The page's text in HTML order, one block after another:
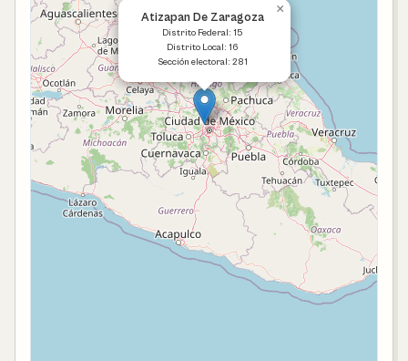
Atizapan De Zaragoza
Distrito Federal: 15
Distrito Local: 16
Sección electoral: 281
×